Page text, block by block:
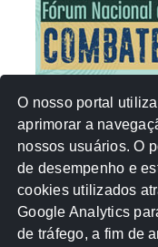
NUVEM DE TAGS
Acontece na Rede
Atricon Audicom
O nosso portal
aprimorar a
nossos usuários. O
de desempenho e
cookies utilizados
Google Analytics
de tráfego, a fim de